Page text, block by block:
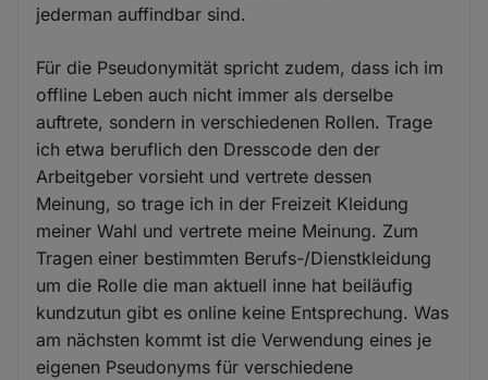
jederman auffindbar sind.
Für die Pseudonymität spricht zudem, dass ich im
offline Leben auch nicht immer als derselbe
auftrete, sondern in verschiedenen Rollen. Trage
ich etwa beruflich den Dresscode den der
Arbeitgeber vorsieht und vertrete dessen
Meinung, so trage ich in der Freizeit Kleidung
meiner Wahl und vertrete meine Meinung. Zum
Tragen einer bestimmten Berufs-/Dienstkleidung
um die Rolle die man aktuell inne hat beiläufig
kundzutun gibt es online keine Entsprechung. Was
am nächsten kommt ist die Verwendung eines je
eigenen Pseudonyms für verschiedene